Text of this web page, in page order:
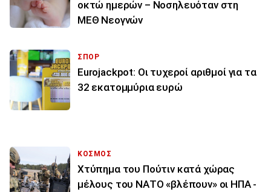
οκτώ ημερών – Νοσηλευόταν στη
ΜΕΘ Νεογνών
ΣΠΟΡ
Eurojackpot: Οι τυχεροί αριθμοί για τα
32 εκατoμμύρια ευρώ
ΚΟΣΜΟΣ
Χτύπημα του Πούτιν κατά χώρας
μέλους του ΝΑΤΟ «βλέπουν» οι ΗΠΑ -